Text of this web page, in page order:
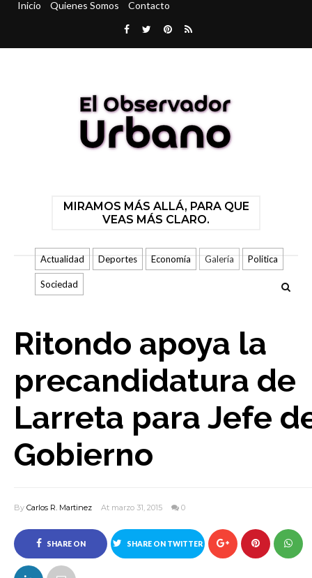
Inicio Quienes Somos Contacto
MIRAMOS MÁS ALLÁ, PARA QUE
VEAS MÁS CLARO.
Actualidad Deportes Economía Galería Politica
Sociedad
Ritondo apoya la
precandidatura de
Larreta para Jefe
Gobierno
By Carlos R. Martinez At marzo 31, 2015 0
SHARE ON
FACEBOOK
SHARE ON TWITTER